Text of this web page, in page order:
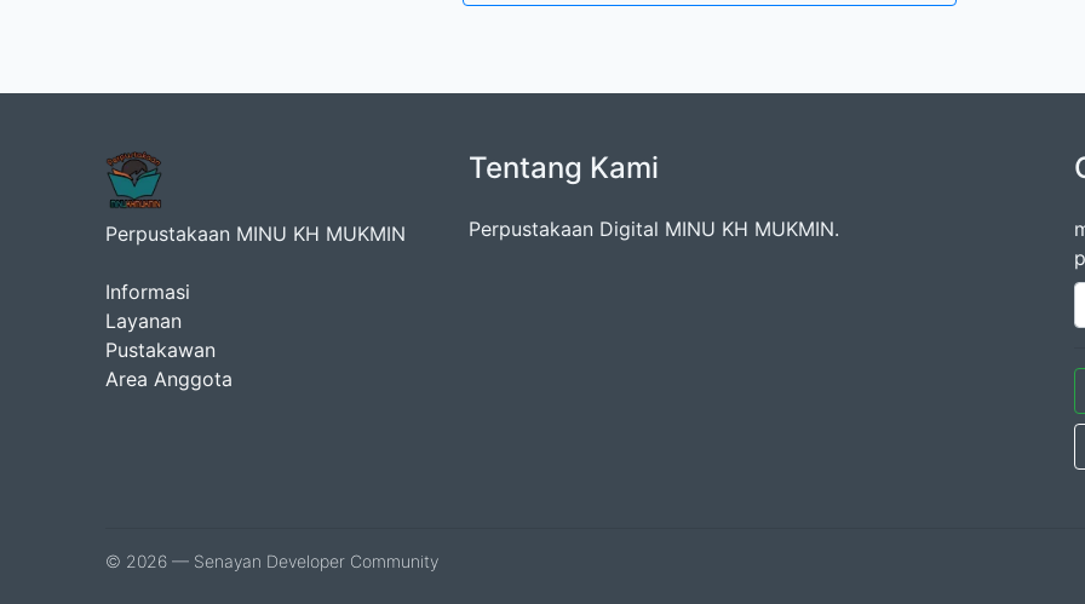
Perpustakaan MINU KH MUKMIN
Informasi
Layanan
Pustakawan
Area Anggota
Tentang Kami
Perpustakaan Digital MINU KH MUKMIN.
© 2026 — Senayan Developer Community